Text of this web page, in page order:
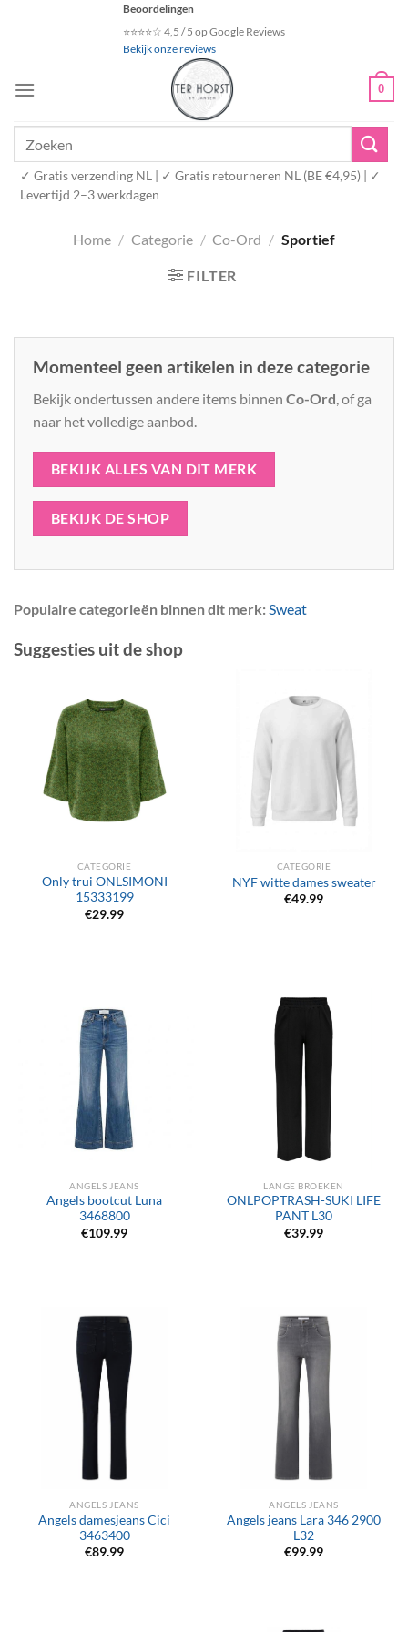
Beoordelingen
⭐⭐⭐⭐☆ 4,5 / 5 op Google Reviews
Bekijk onze reviews
0
✓ Gratis verzending NL | ✓ Gratis retourneren NL (BE €4,95) | ✓
Levertijd 2–3 werkdagen
Home / Categorie / Co-Ord / Sportief
FILTER
Momenteel geen artikelen in deze categorie
Bekijk ondertussen andere items binnen Co-Ord , of ga
naar het volledige aanbod.
BEKIJK ALLES VAN DIT MERK
BEKIJK DE SHOP
Populaire categorieën binnen dit merk: Sweat
Suggesties uit de shop
CATEGORIE
Only trui ONLSIMONI
15333199
€29.99
CATEGORIE
NYF witte dames sweater
€49.99
ANGELS JEANS
Angels bootcut Luna
3468800
€109.99
LANGE BROEKEN
ONLPOPTRASH-SUKI LIFE
PANT L30
€39.99
ANGELS JEANS
Angels damesjeans Cici
3463400
€89.99
ANGELS JEANS
Angels jeans Lara 346 2900
L32
€99.99